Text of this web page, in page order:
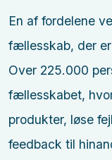
En af fordelene
fællesskab, der
Over 225.000
fællesskabet,
produkter, løse
feedback til